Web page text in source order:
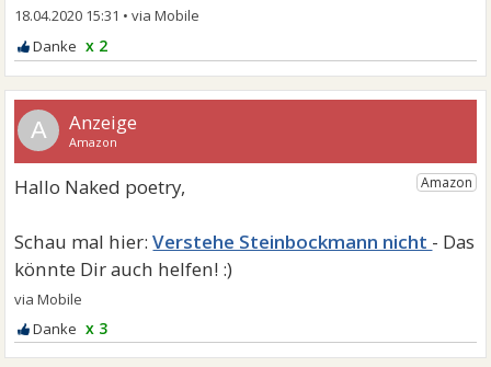
18.04.2020 15:31 •
x 2
A
Verstehe Steinbockmann nicht
x 3